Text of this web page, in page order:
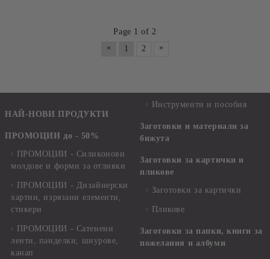
Page 1 of 2
«
1 2 »
НАЙ-НОВИ ПРОДУКТИ
ПРОМОЦИИ до - 50%
ПРОМОЦИИ - Силиконови
молдове и форми за отливки
ПРОМОЦИИ - Дизайнерски
хартии, изрязани елементи,
стикери
ПРОМОЦИИ - Сатенени
ленти, панделки, шнурове,
канап
Инструменти и пособия
Заготовки и материали за
бижута
Заготовки за картички и
пликове
Заготовки за картички
Пликове
Заготовки за папки, книги за
пожелания и албуми